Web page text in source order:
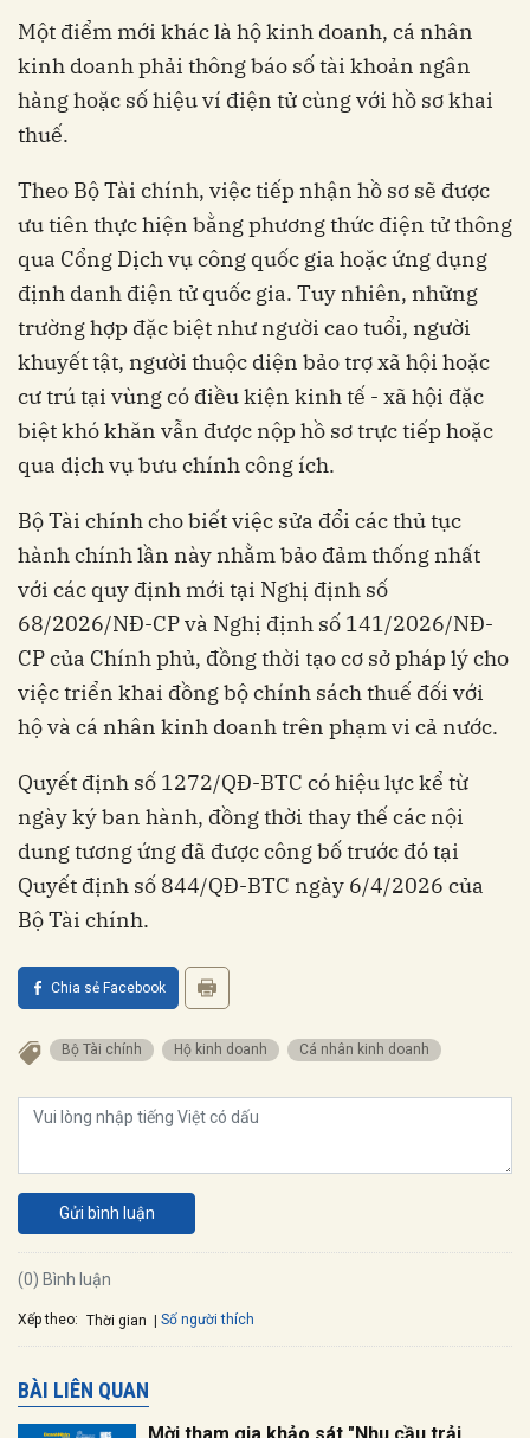
Một điểm mới khác là hộ kinh doanh, cá nhân
kinh doanh phải thông báo số tài khoản ngân
hàng hoặc số hiệu ví điện tử cùng với hồ sơ khai
thuế.
Theo Bộ Tài chính, việc tiếp nhận hồ sơ sẽ được
ưu tiên thực hiện bằng phương thức điện tử thông
qua Cổng Dịch vụ công quốc gia hoặc ứng dụng
định danh điện tử quốc gia. Tuy nhiên, những
trường hợp đặc biệt như người cao tuổi, người
khuyết tật, người thuộc diện bảo trợ xã hội hoặc
cư trú tại vùng có điều kiện kinh tế - xã hội đặc
biệt khó khăn vẫn được nộp hồ sơ trực tiếp hoặc
qua dịch vụ bưu chính công ích.
Bộ Tài chính cho biết việc sửa đổi các thủ tục
hành chính lần này nhằm bảo đảm thống nhất
với các quy định mới tại Nghị định số
68/2026/NĐ-CP và Nghị định số 141/2026/NĐ-
CP của Chính phủ, đồng thời tạo cơ sở pháp lý cho
việc triển khai đồng bộ chính sách thuế đối với
hộ và cá nhân kinh doanh trên phạm vi cả nước.
Quyết định số 1272/QĐ-BTC có hiệu lực kể từ
ngày ký ban hành, đồng thời thay thế các nội
dung tương ứng đã được công bố trước đó tại
Quyết định số 844/QĐ-BTC ngày 6/4/2026 của
Bộ Tài chính.
Chia sẻ Facebook
Bộ Tài chính Hộ kinh doanh Cá nhân kinh doanh
Gửi bình luận
(0) Bình luận
Xếp theo: Thời gian Số người thích
BÀI LIÊN QUAN